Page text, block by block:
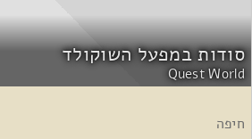
סודות במפעל השוקולד
Quest World
חיפה